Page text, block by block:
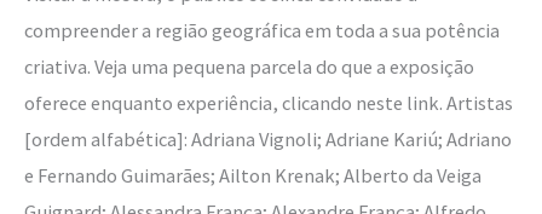
compreender a região geográfica em toda a sua potência
criativa. Veja uma pequena parcela do que a exposição
oferece enquanto experiência, clicando neste link. Artistas
[ordem alfabética]: Adriana Vignoli; Adriane Kariú; Adriano
e Fernando Guimarães; Ailton Krenak; Alberto da Veiga